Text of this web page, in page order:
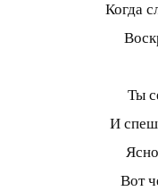
Когда
Ты
И
Вот